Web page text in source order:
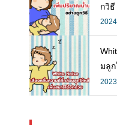
กวิธี
มลูก
ย